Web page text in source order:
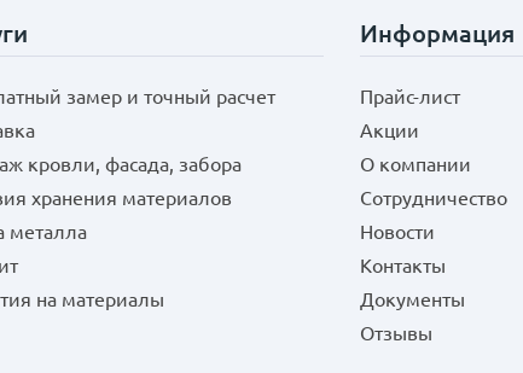
замер и точный расчет
кровли, фасада, забора
хранения материалов
металла
на материалы
Информация
Прайс-лист
Акции
О компании
Сотрудничество
Новости
Контакты
Документы
Отзывы